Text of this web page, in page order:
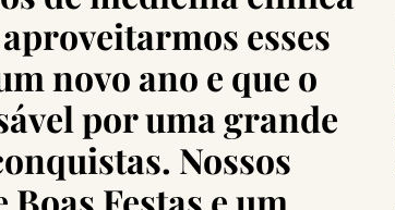
esses
novo ano e que o
por uma grande
Nossos
Festas e um